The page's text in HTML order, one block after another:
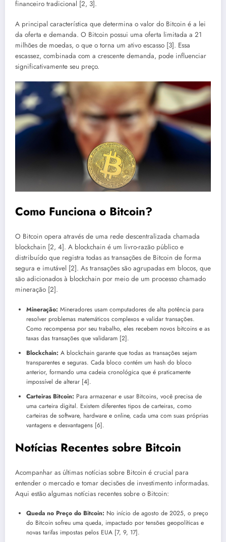
financeiro tradicional [2, 3].
A principal característica que determina o valor do Bitcoin é a lei
da oferta e demanda. O Bitcoin possui uma oferta limitada a 21
milhões de moedas, o que o torna um ativo escasso [3]. Essa
escassez, combinada com a crescente demanda, pode influenciar
significativamente seu preço.
Como Funciona o Bitcoin?
O Bitcoin opera através de uma rede descentralizada chamada
blockchain [2, 4]. A blockchain é um livro-razão público e
distribuído que registra todas as transações de Bitcoin de forma
segura e imutável [2]. As transações são agrupadas em blocos, que
são adicionados à blockchain por meio de um processo chamado
mineração [2].
Mineração: Mineradores usam computadores de alta potência para
resolver problemas matemáticos complexos e validar transações.
Como recompensa por seu trabalho, eles recebem novos bitcoins e as
taxas das transações que validaram [2].
Blockchain: A blockchain garante que todas as transações sejam
transparentes e seguras. Cada bloco contém um hash do bloco
anterior, formando uma cadeia cronológica que é praticamente
impossível de alterar [4].
Carteiras Bitcoin: Para armazenar e usar Bitcoins, você precisa de
uma carteira digital. Existem diferentes tipos de carteiras, como
carteiras de software, hardware e online, cada uma com suas próprias
vantagens e desvantagens [6].
Notícias Recentes sobre Bitcoin
Acompanhar as últimas notícias sobre Bitcoin é crucial para
entender o mercado e tomar decisões de investimento informadas.
Aqui estão algumas notícias recentes sobre o Bitcoin:
Queda no Preço do Bitcoin: No início de agosto de 2025, o preço
do Bitcoin sofreu uma queda, impactado por tensões geopolíticas e
novas tarifas impostas pelos EUA [7, 9, 17].